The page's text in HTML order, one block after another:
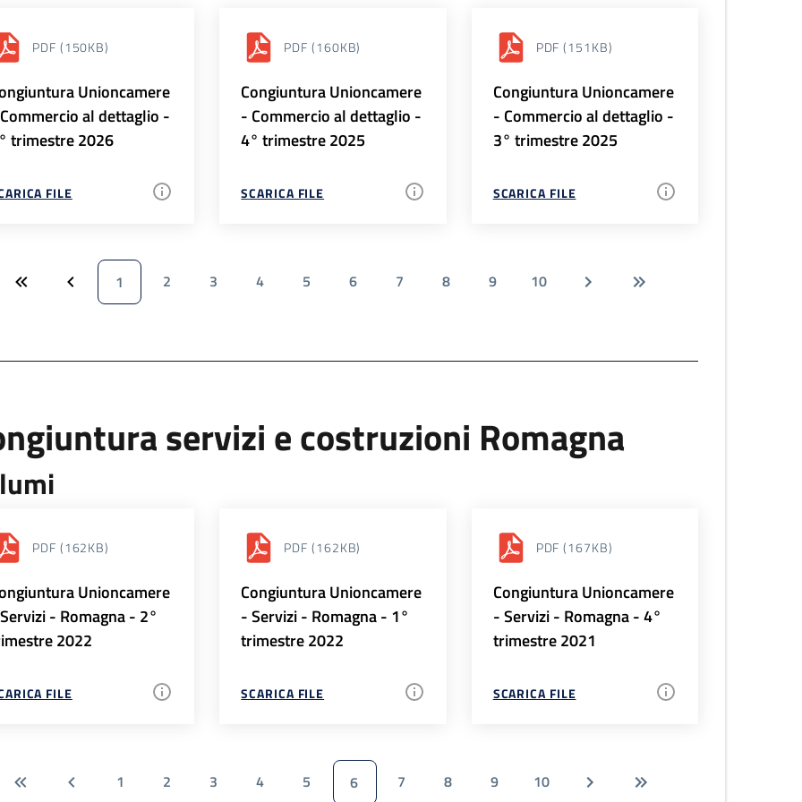
PDF (150KB)
Unioncamere
al dettaglio -
trimestre 2026
FILE
PDF (160KB)
Congiuntura Unioncamere
- Commercio al dettaglio -
4° trimestre 2025
SCARICA FILE
PDF (151KB)
Congiuntura Unioncamere
- Commercio al dettaglio -
3° trimestre 2025
SCARICA FILE
1 2 3 4 5 6 7 8 9 10
servizi e costruzioni Romagna
PDF (162KB)
Unioncamere
- Romagna - 2°
2022
FILE
PDF (162KB)
Congiuntura Unioncamere
- Servizi - Romagna - 1°
trimestre 2022
SCARICA FILE
PDF (167KB)
Congiuntura Unioncamere
- Servizi - Romagna - 4°
trimestre 2021
SCARICA FILE
1 2 3 4 5 6 7 8 9 10